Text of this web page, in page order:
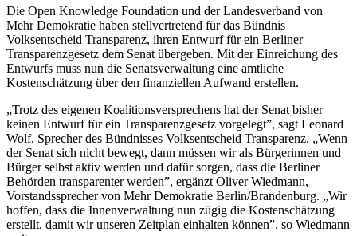
Die Open Knowledge Foundation und der Landesverband von
Mehr Demokratie haben stellvertretend für das Bündnis
Volksentscheid Transparenz, ihren Entwurf für ein Berliner
Transparenzgesetz dem Senat übergeben. Mit der Einreichung des
Entwurfs muss nun die Senatsverwaltung eine amtliche
Kostenschätzung über den finanziellen Aufwand erstellen.
„Trotz des eigenen Koalitionsversprechens hat der Senat bisher
keinen Entwurf für ein Transparenzgesetz vorgelegt”, sagt Leonard
Wolf, Sprecher des Bündnisses Volksentscheid Transparenz. „Wenn
der Senat sich nicht bewegt, dann müssen wir als Bürgerinnen und
Bürger selbst aktiv werden und dafür sorgen, dass die Berliner
Behörden transparenter werden”, ergänzt Oliver Wiedmann,
Vorstandssprecher von Mehr Demokratie Berlin/Brandenburg. „Wir
hoffen, dass die Innenverwaltung nun zügig die Kostenschätzung
erstellt, damit wir unseren Zeitplan einhalten können”, so Wiedmann